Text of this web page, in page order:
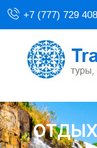
+7 (777) 729